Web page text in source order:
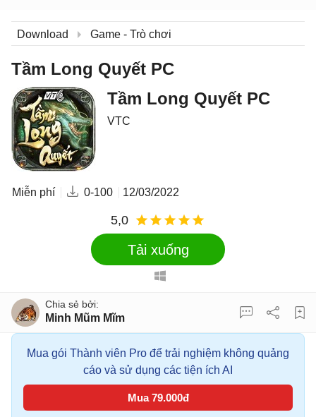
Download Game - Trò chơi
Tầm Long Quyết PC
Tầm Long Quyết PC
VTC
Miễn phí 0-100 12/03/2022
5,0
Tải xuống
Minh Mũm Mĩm
Mua gói Thành viên Pro để trải nghiệm không quảng
cáo và sử dụng các tiện ích AI
Mua 79.000đ